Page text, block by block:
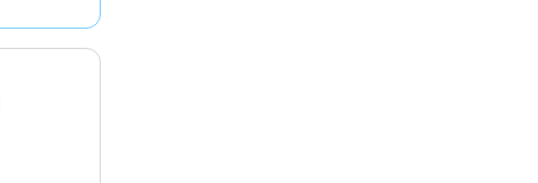
harkita